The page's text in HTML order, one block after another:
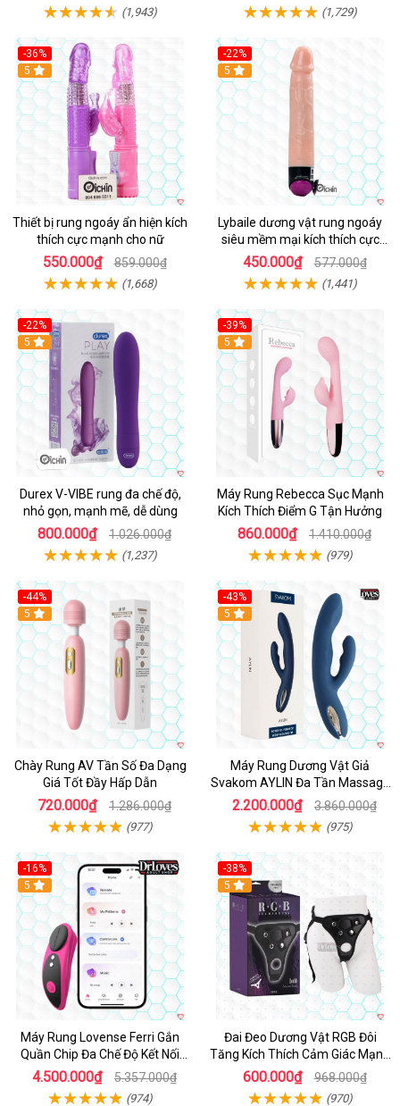
(1,943) (1,729)
-36%
Hot
5
Thiết bị rung ngoáy ẩn hiện kích
thích cực mạnh cho nữ
550.000₫ 859.000₫
(1,668)
-22%
Hot
5
Lybaile dương vật rung ngoáy
siêu mềm mại kích thích cực
mạnh
450.000₫ 577.000₫
(1,441)
-22%
Hot
5
Durex V-VIBE rung đa chế độ,
nhỏ gọn, mạnh mẽ, dễ dùng
800.000₫ 1.026.000₫
(1,237)
-39%
Hot
5
Máy Rung Rebecca Sục Mạnh
Kích Thích Điểm G Tận Hưởng
860.000₫ 1.410.000₫
(979)
-44%
Hot
5
Chày Rung AV Tần Số Đa Dạng
Giá Tốt Đầy Hấp Dẫn
720.000₫ 1.286.000₫
(977)
-43%
Hot
5
Máy Rung Dương Vật Giả
Svakom AYLIN Đa Tần Massage
Sướng
2.200.000₫ 3.860.000₫
(975)
-16%
Hot
5
Máy Rung Lovense Ferri Gắn
Quần Chip Đa Chế Độ Kết Nối
App
4.500.000₫ 5.357.000₫
(974)
-38%
Hot
5
Đai Đeo Dương Vật RGB Đôi
Tăng Kích Thích Cảm Giác Mạnh
Mẽ
600.000₫ 968.000₫
(970)